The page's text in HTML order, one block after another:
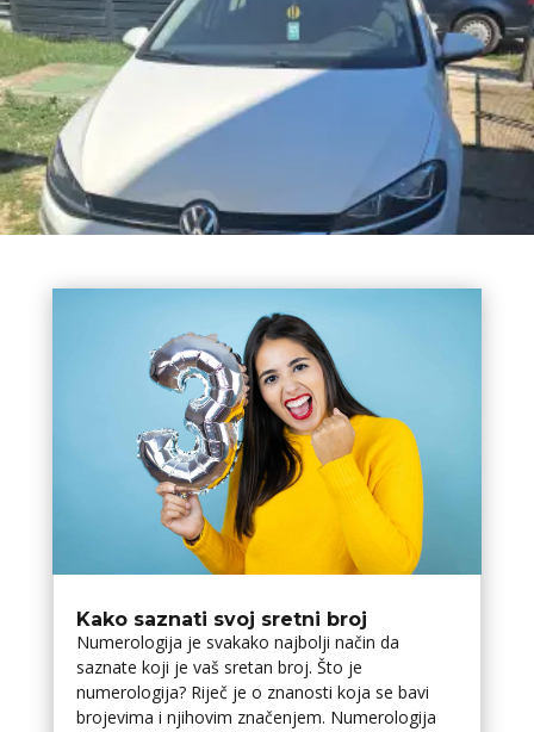
Kako saznati svoj sretni broj
Numerologija je svakako najbolji način da
saznate koji je vaš sretan broj. Što je
numerologija? Riječ je o znanosti koja se bavi
brojevima i njihovim značenjem. Numerologija